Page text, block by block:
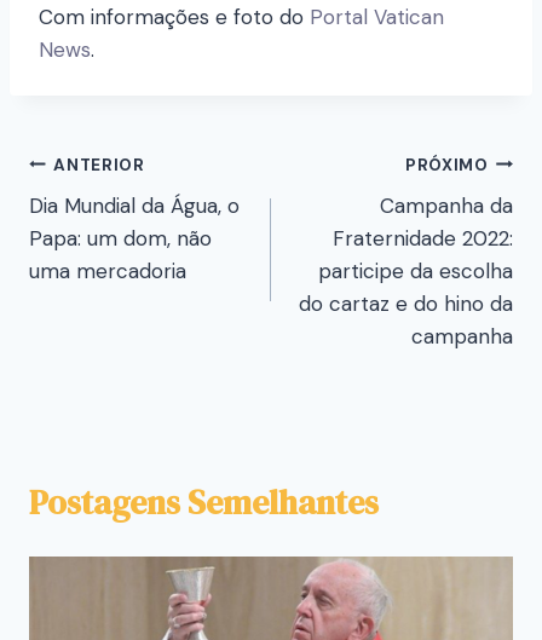
Com informações e foto do Portal Vatican
News.
ANTERIOR
Dia Mundial da Água, o
Papa: um dom, não
uma mercadoria
PRÓXIMO
Campanha da
Fraternidade 2022:
participe da escolha
do cartaz e do hino da
campanha
Postagens Semelhantes